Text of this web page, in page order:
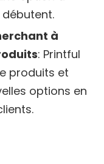
à
: Printful
produits et
options en